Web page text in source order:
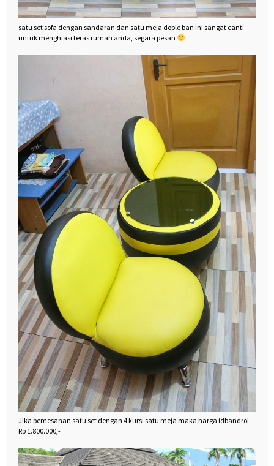
satu set sofa dengan sandaran dan satu meja doble ban ini sangat canti
untuk menghiasi teras rumah anda, segara pesan
JIka pemesanan satu set dengan 4 kursi satu meja maka harga idbandrol
Rp 1.800.000,-